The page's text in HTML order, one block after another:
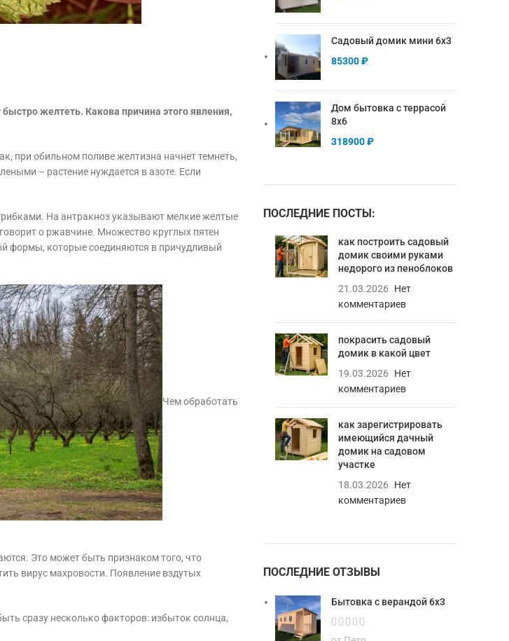
желтеть. Какова причина этого явления,
при обильном поливе желтизна начнет темнеть,
– растение нуждается в азоте. Если
На антракноз указывают мелкие желтые
о ржавчине. Множество круглых пятен
формы, которые соединяются в причудливый
Чем обработать
Это может быть признаком того, что
вирус махровости. Появление вздутых
сразу несколько факторов: избыток солнца,
Садовый домик мини 6х3
85300₽
Дом бытовка с террасой
8х6
318900₽
ПОСЛЕДНИЕ ПОСТЫ:
как построить садовый
домик своими руками
недорого из пеноблоков
21.03.2026
Нет
комментариев
покрасить садовый
домик в какой цвет
19.03.2026
Нет
комментариев
как зарегистрировать
имеющийся дачный
домик на садовом
участке
18.03.2026
Нет
комментариев
ПОСЛЕДНИЕ ОТЗЫВЫ
Бытовка с верандой 6х3